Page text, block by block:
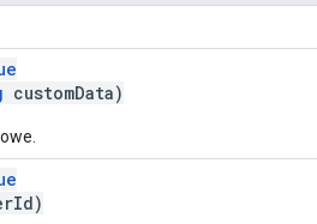
customData)